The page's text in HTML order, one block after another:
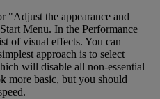
"Adjust the appearance and
Menu. In the Performance
of visual effects. You can
approach is to select
will disable all non-essential
more basic, but you should